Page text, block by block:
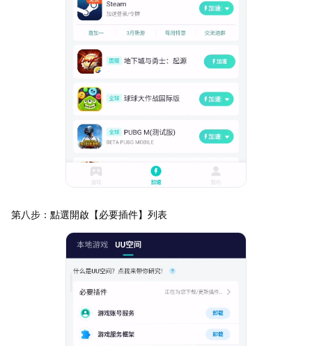
第八步：點選開啟【必要插件】列表